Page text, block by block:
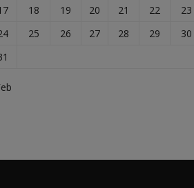
18 19 20 21 22
23
25 26 27 28 29
30